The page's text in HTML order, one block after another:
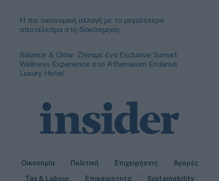
Η πιο οικονομική αλλαγή με το μεγαλύτερο
αποτέλεσμα στη διακόσμηση
Balance & Glow: Ζήσαμε ένα Exclusive Sunset
Wellness Experience στο Athenaeum Eridanus
Luxury Hotel
Οικονομία Πολιτική Επιχειρήσεις
Αγορές
Tax & Labour
Επικαιρότητα Sustainability